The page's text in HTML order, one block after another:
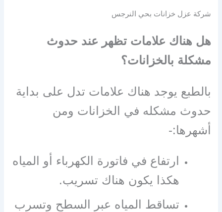
شركة عزل خزانات بحي النرجس
هل هناك علامات تظهر عند حدوث
مشكلة بالخزانات؟
بالطبع يوجد هناك علامات تدل على بداية
حدوث مشكله في الخزانات ومن
أشهرها:-
ارتفاع في فاتورة الكهرباء أو المياه
هكذا يكون هناك تسريب.
تساقط المياه عبر السطح وتسرب